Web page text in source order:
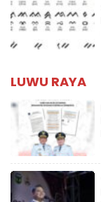
LUWU RAYA